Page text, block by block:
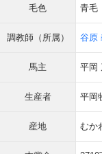
毛色 青毛
調教師（所属） 谷原
馬主 平岡
生産者 平岡
産地 むか